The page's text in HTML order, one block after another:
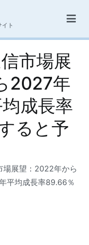
ト
市場展
2027年
成長率
ると予
場展望：2022年から
平均成長率89.66％